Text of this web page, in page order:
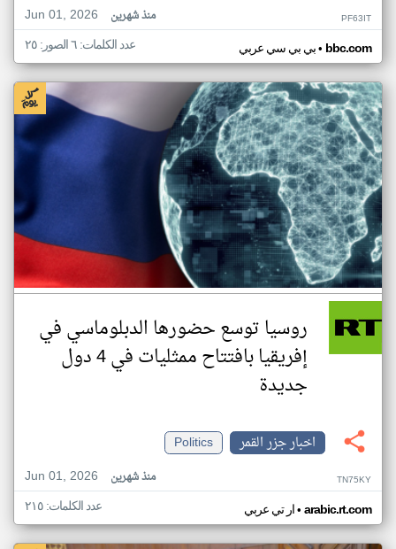
Jun 01, 2026
منذ شهرين PF63IT
بي بي سي عربي• bbc.com عدد الكلمات: ٦ الصور: ٢٥
روسيا توسع حضورها الدبلوماسي في
إفريقيا بافتتاح ممثليات في 4 دول
جديدة
اخبار جزر القمر
Politics
Jun 01, 2026
منذ شهرين TN75KY
ار تي عربي• arabic.rt.com عدد الكلمات: ٢١٥